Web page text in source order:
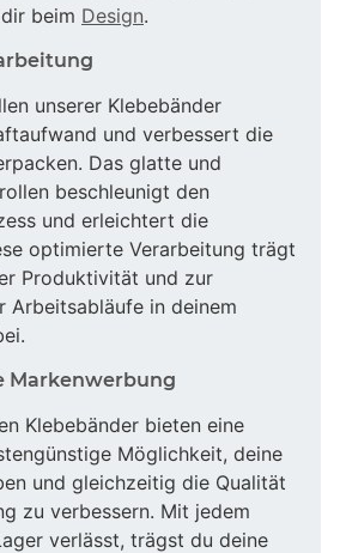
beim Design.
unserer Klebebänder
und verbessert die
Das glatte und
beschleunigt den
und erleichtert die
optimierte Verarbeitung trägt
Produktivität und zur
Arbeitsabläufe in deinem
Markenwerbung
Klebebänder bieten eine
Möglichkeit, deine
und gleichzeitig die Qualität
zu verbessern. Mit jedem
verlässt, trägst du deine